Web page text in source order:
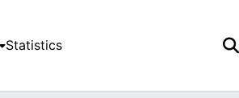
Statistics